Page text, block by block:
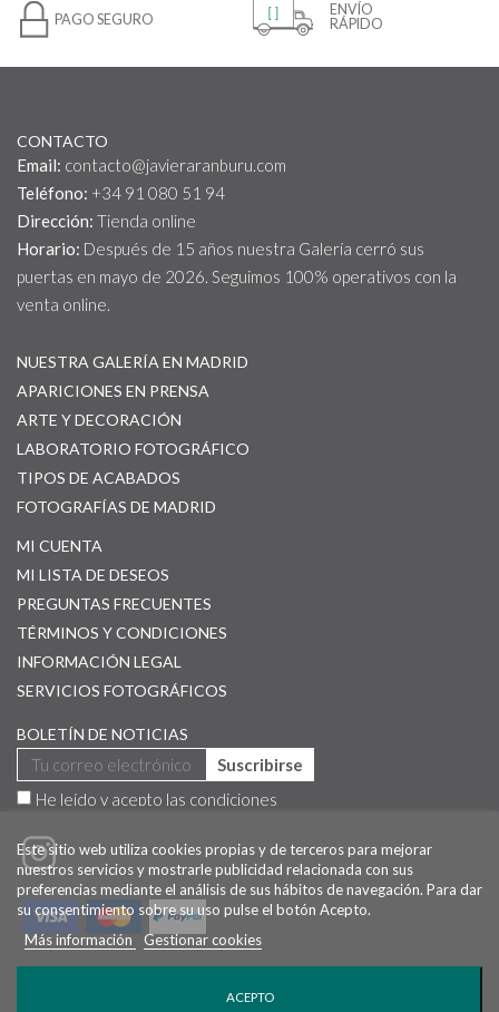
PAGO SEGURO
ENVÍO
RÁPIDO
CONTACTO
Email: contacto@javieraranburu.com
Teléfono: +34 91 080 51 94
Dirección: Tienda online
Horario: Después de 15 años nuestra Galería cerró sus
puertas en mayo de 2026. Seguimos 100% operativos con la
venta online.
NUESTRA GALERÍA EN MADRID
APARICIONES EN PRENSA
ARTE Y DECORACIÓN
LABORATORIO FOTOGRÁFICO
TIPOS DE ACABADOS
FOTOGRAFÍAS DE MADRID
MI CUENTA
MI LISTA DE DESEOS
PREGUNTAS FRECUENTES
TÉRMINOS Y CONDICIONES
INFORMACIÓN LEGAL
SERVICIOS FOTOGRÁFICOS
BOLETÍN DE NOTICIAS
Suscribirse
He leído y acepto las condiciones
Este sitio web utiliza cookies propias y de terceros para mejorar
nuestros servicios y mostrarle publicidad relacionada con sus
preferencias mediante el análisis de sus hábitos de navegación. Para dar
su consentimiento sobre su uso pulse el botón Acepto.
Más información
Gestionar cookies
ACEPTO